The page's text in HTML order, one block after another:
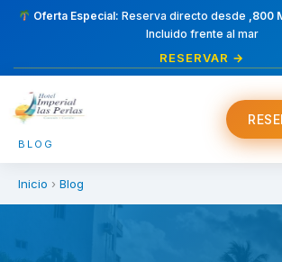
Oferta Especial: Reserva directo desde ,800
Incluido frente al mar
RESERVAR →
BLOG
Inicio › Blog